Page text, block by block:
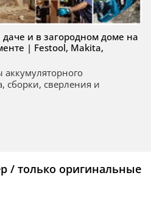
и в загородном доме на
| Festool, Makita,
сборки, сверления и
/ только оригинальные